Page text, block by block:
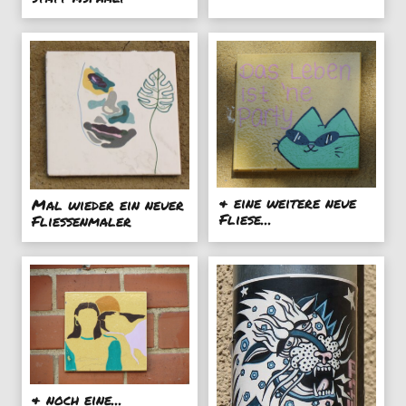
Mal wieder ein neuer
Fliessenmaler
& eine weitere neue
Fliese...
& noch eine...